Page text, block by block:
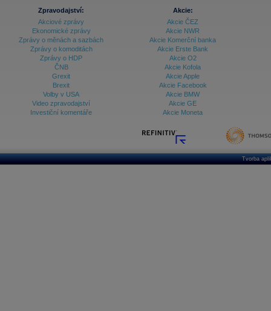
Zpravodajství:
Akciové zprávy
Ekonomické zprávy
Zprávy o měnách a sazbách
Zprávy o komoditách
Zprávy o HDP
ČNB
Grexit
Brexit
Volby v USA
Video zpravodajství
Investiční komentáře
Akcie:
Akcie ČEZ
Akcie NWR
Akcie Komerční banka
Akcie Erste Bank
Akcie O2
Akcie Kofola
Akcie Apple
Akcie Facebook
Akcie BMW
Akcie GE
Akcie Moneta
Tvorba